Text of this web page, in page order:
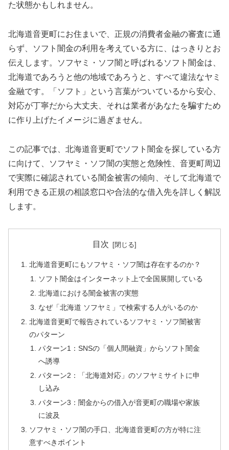
た状態かもしれません。
北海道音更町にお住まいで、正規の消費者金融の審査に通
らず、ソフト闇金の利用を考えている方に、はっきりとお
伝えします。ソフヤミ・ソフ闇と呼ばれるソフト闇金は、
北海道であろうと他の地域であろうと、すべて違法なヤミ
金融です。「ソフト」という言葉がついているから安心、
対応が丁寧だから大丈夫、それは業者があなたを騙すため
に作り上げたイメージに過ぎません。
この記事では、北海道音更町でソフト闇金を探している方
に向けて、ソフヤミ・ソフ闇の実態と危険性、音更町周辺
で実際に確認されている闇金被害の傾向、そして北海道で
利用できる正規の相談窓口や合法的な借入先を詳しく解説
します。
目次
北海道音更町にもソフヤミ・ソフ闇は存在するのか？
ソフト闇金はインターネット上で全国展開している
北海道における闇金被害の実態
なぜ「北海道 ソフヤミ」で検索する人がいるのか
北海道音更町で報告されているソフヤミ・ソフ闇被害
のパターン
パターン1：SNSの「個人間融資」からソフト闇金
へ誘導
パターン2：「北海道対応」のソフヤミサイトに申
し込み
パターン3：闇金からの借入が音更町の職場や家族
に波及
ソフヤミ・ソフ闇の手口、北海道音更町の方が特に注
意すべきポイント